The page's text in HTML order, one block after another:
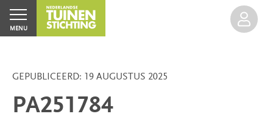
MENU
GEPUBLICEERD: 19 AUGUSTUS 2025
PA251784